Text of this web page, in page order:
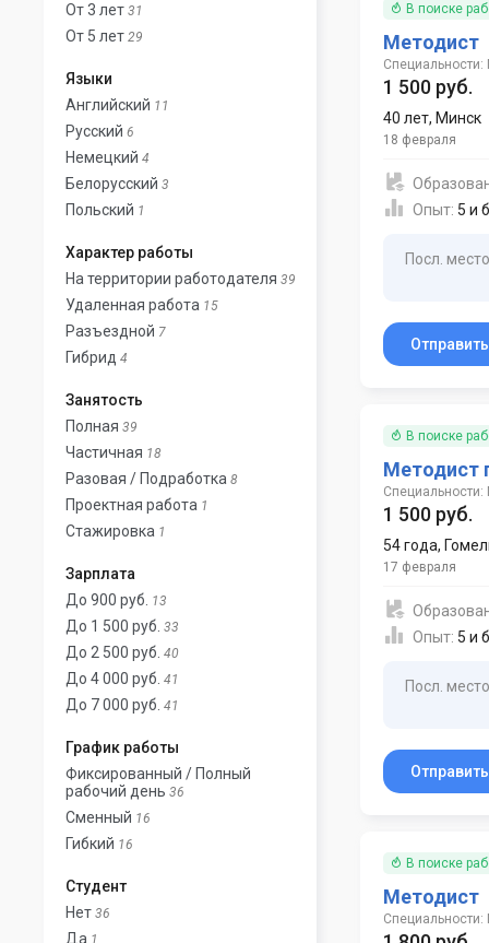
От 3 лет 31
От 5 лет 29
Языки
Английский 11
Русский 6
Немецкий 4
Белорусский 3
Польский 1
Характер работы
На территории работодателя 39
Удаленная работа 15
Разъездной 7
Гибрид 4
Занятость
Полная 39
Частичная 18
Разовая / Подработка 8
Проектная работа 1
Стажировка 1
Зарплата
До 900 руб. 13
До 1 500 руб. 33
До 2 500 руб. 40
До 4 000 руб. 41
До 7 000 руб. 41
График работы
Фиксированный / Полный
рабочий день 36
Сменный 16
Гибкий 16
Студент
Нет 36
Да 1
В поиске
Методист
Специальности:
1 500 руб.
40 лет, Минск
18 февраля
Опыт: 5 и
Посл.
В поиске
Методист
Специальности:
1 500 руб.
54 года,
17 февраля
Опыт: 5 и
Посл.
В поиске
Методист
Специальности: